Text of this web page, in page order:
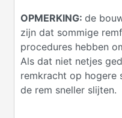
OPMERKING: de
zijn dat sommige
procedures hebben
Als dat niet netjes
remkracht op hogere
de rem sneller slijten.